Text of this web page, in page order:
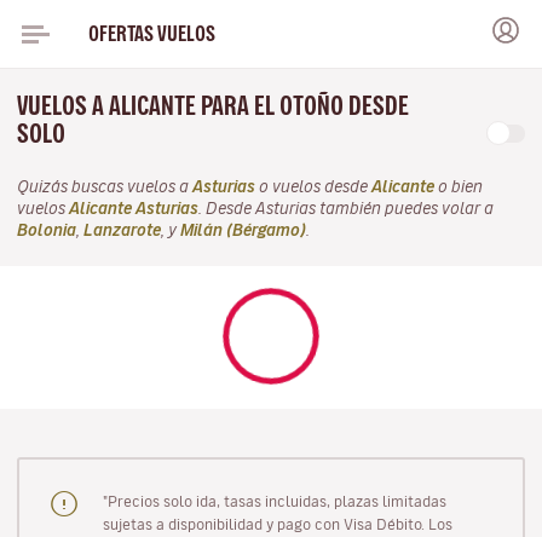
OFERTAS VUELOS
VUELOS A ALICANTE PARA EL OTOÑO DESDE
SOLO
Quizás buscas vuelos a Asturias o vuelos desde Alicante o bien
vuelos Alicante Asturias . Desde Asturias también puedes volar a
Bolonia Lanzarote , y Milán (Bérgamo)
"Precios solo ida, tasas incluidas, plazas limitadas
sujetas a disponibilidad y pago con Visa Débito. Los